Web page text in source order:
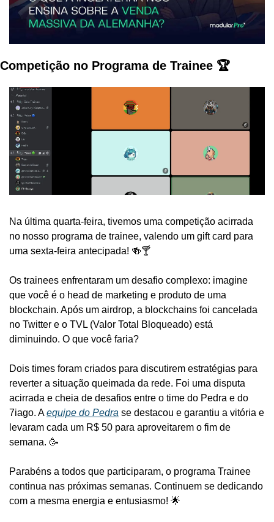
Competição no Programa de Trainee 🏆
Na última quarta-feira, tivemos uma competição acirrada
no nosso programa de trainee, valendo um gift card para
uma sexta-feira antecipada! 🍻🍸
Os trainees enfrentaram um desafio complexo: imagine
que você é o head de marketing e produto de uma
blockchain. Após um airdrop, a blockchains foi cancelada
no Twitter e o TVL (Valor Total Bloqueado) está
diminuindo. O que você faria?
Dois times foram criados para discutirem estratégias para
reverter a situação queimada da rede. Foi uma disputa
acirrada e cheia de desafios entre o time do Pedra e do
7iago. A equipe do Pedra se destacou e garantiu a vitória e
levaram cada um R$ 50 para aproveitarem o fim de
semana. 🥳
Parabéns a todos que participaram, o programa Trainee
continua nas próximas semanas. Continuem se dedicando
com a mesma energia e entusiasmo! 🌟